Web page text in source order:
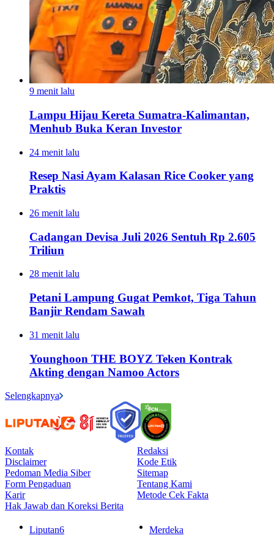
9 menit lalu
Lampu Hijau Kereta Sumatra-Kalimantan,
Menhub Buka Keran Investor
24 menit lalu
Resep Nasi Ayam Kalasan Rice Cooker yang
Praktis
26 menit lalu
Cadangan Devisa Juli 2026 Sentuh Rp 2.605
Triliun
28 menit lalu
Petani Lampung Gugat Pemkot, Tiga Tahun
Banjir Rendam Sawah
31 menit lalu
Younghoon THE BOYZ Teken Kontrak
Akting dengan Namoo Actors
Selengkapnya
Kontak
Redaksi
Disclaimer
Kode Etik
Pedoman Media Siber
Sitemap
Form Pengaduan
Tentang Kami
Karir
Metode Cek Fakta
Hak Jawab dan Koreksi Berita
Liputan6 Merdeka